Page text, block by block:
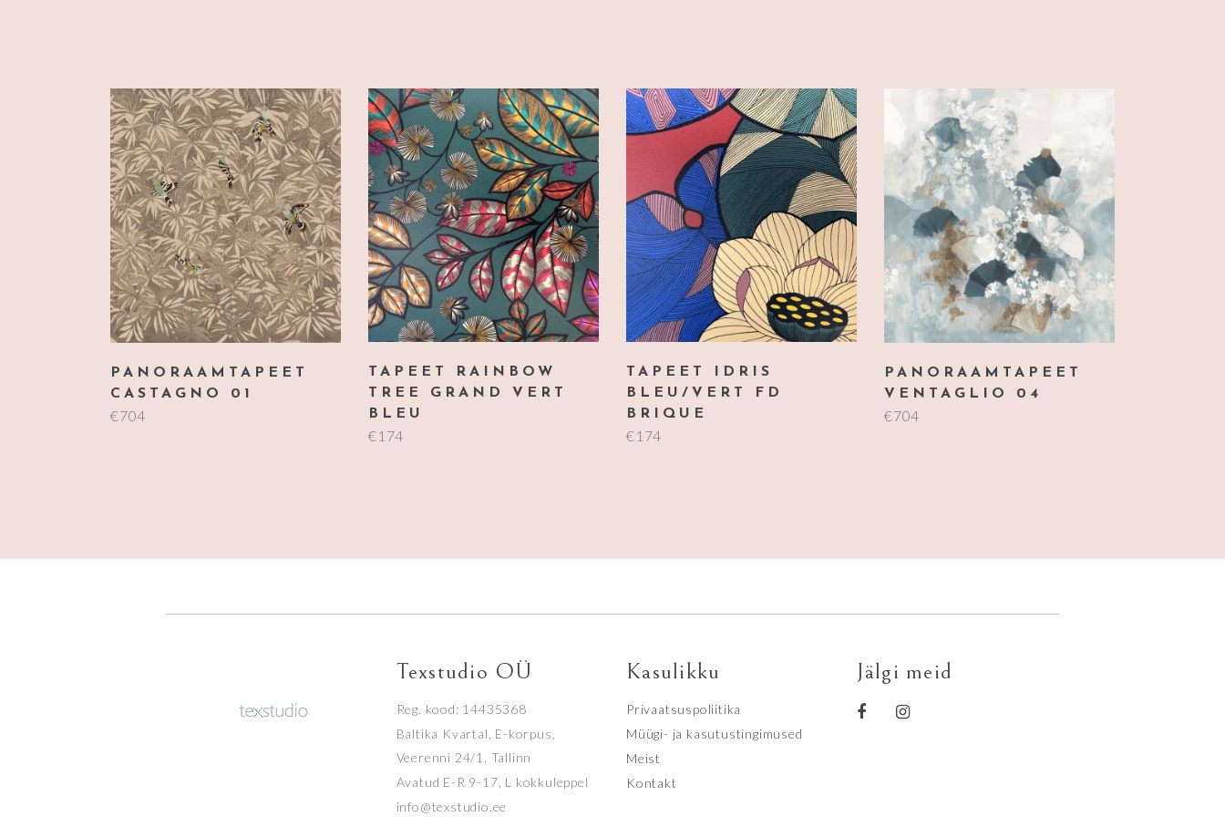
PANORAAMTAPEET
CASTAGNO 01
€704
TAPEET RAINBOW
TREE GRAND VERT
BLEU
€174
TAPEET IDRIS
BLEU/VERT FD
BRIQUE
€174
PANORAAMTAPEET
VENTAGLIO 04
€704
Texstudio OÜ
Reg. kood: 14435368
Baltika Kvartal, E-korpus,
Veerenni 24/1, Tallinn
Avatud E-R 9-17, L kokkuleppel
info@texstudio.ee
Kasulikku
Privaatsuspoliitika
Müügi- ja kasutustingimused
Meist
Kontakt
Jälgi meid